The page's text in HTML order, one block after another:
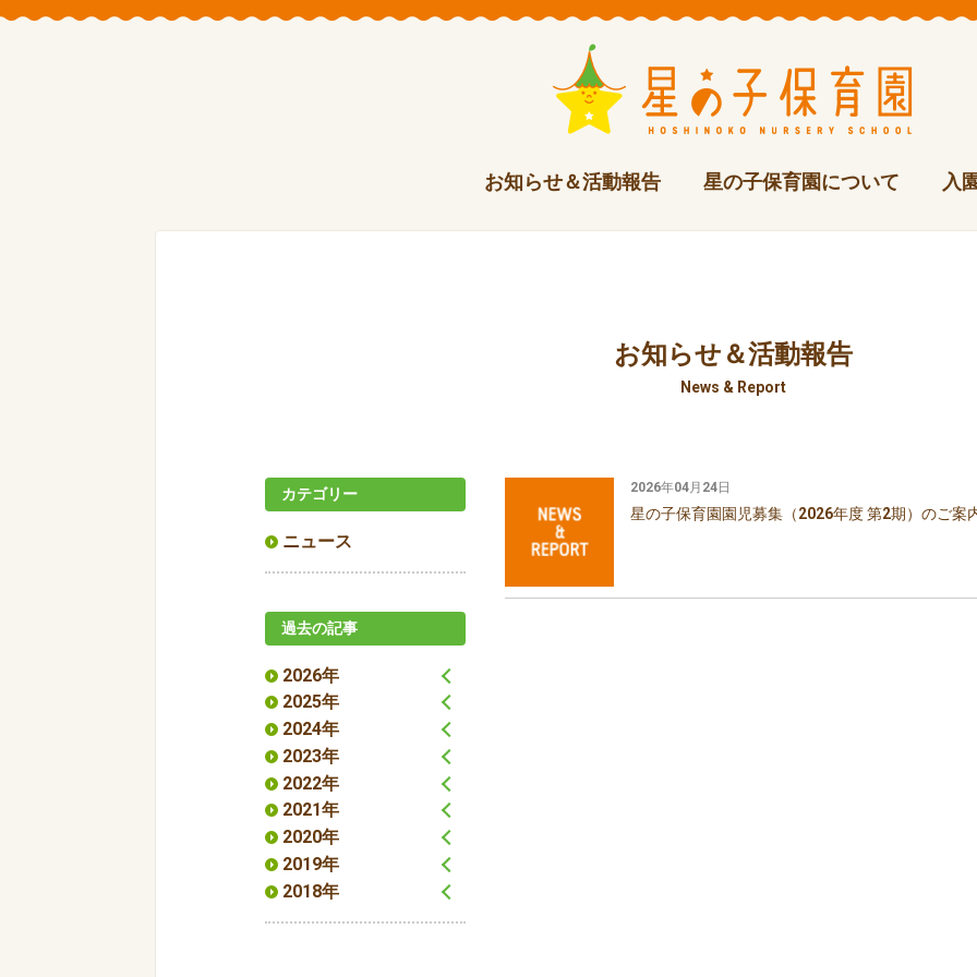
お知らせ＆活動報告 星の子保育園について 入
お知らせ＆活動報告
News & Report
2026年04月24日
星の子保育園園児募集（2026年度 第2期）のご案
カテゴリー
ニュース
過去の記事
2026年
2025年
2024年
2023年
2022年
2021年
2020年
2019年
2018年